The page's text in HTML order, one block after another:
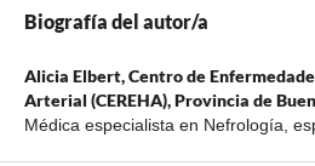
Biografía del autor/a
Alicia Elbert,Centro de
Arterial (CEREHA), Provincia de
Médica especialista en Nefrología,